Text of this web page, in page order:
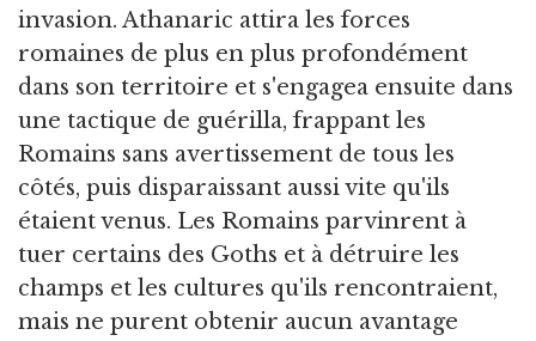
invasion. Athanaric attira les forces
romaines de plus en plus profondément
dans son territoire et s'engagea ensuite dans
une tactique de guérilla, frappant les
Romains sans avertissement de tous les
côtés, puis disparaissant aussi vite qu'ils
étaient venus. Les Romains parvinrent à
tuer certains des Goths et à détruire les
champs et les cultures qu'ils rencontraient,
mais ne purent obtenir aucun avantage